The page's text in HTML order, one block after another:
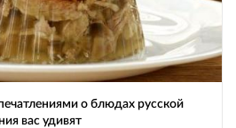
о блюдах русской
вас удивят